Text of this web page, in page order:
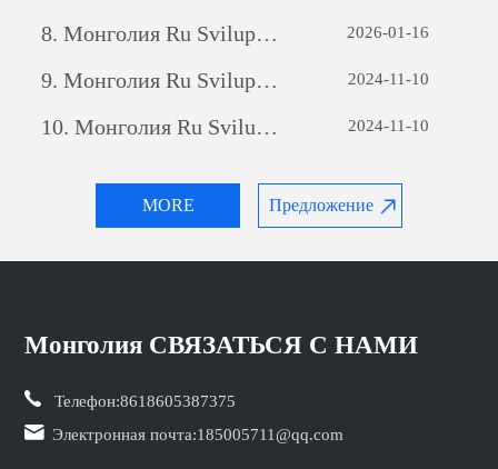
MORE Предложение
8. Монголия Ru Sviluppo di siti web per il commercio estero: una guida completa 2026-01-16
9. Монголия Ru Sviluppo di siti web per il commercio estero: una guida completa 2024-11-10
10. Монголия Ru Sviluppo di siti web per il commercio estero: una guida completa 2024-11-10
Монголия СВЯЗАТЬСЯ С НАМИ
Телефон:8618605387375
Электронная почта:185005711@qq.com